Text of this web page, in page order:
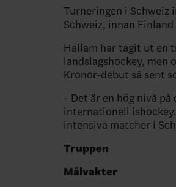
Turneringen i Schweiz
Schweiz, innan
Hallam har tagit ut en
landslagshockey, men
Kronor-debut så sent
– Det är en hög nivå
internationell
intensiva matcher i
Truppen
Målvakter